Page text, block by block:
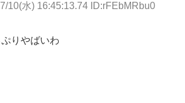
10(水) 16:45:13.74 ID:rFEbMRbu0
りやばいわ